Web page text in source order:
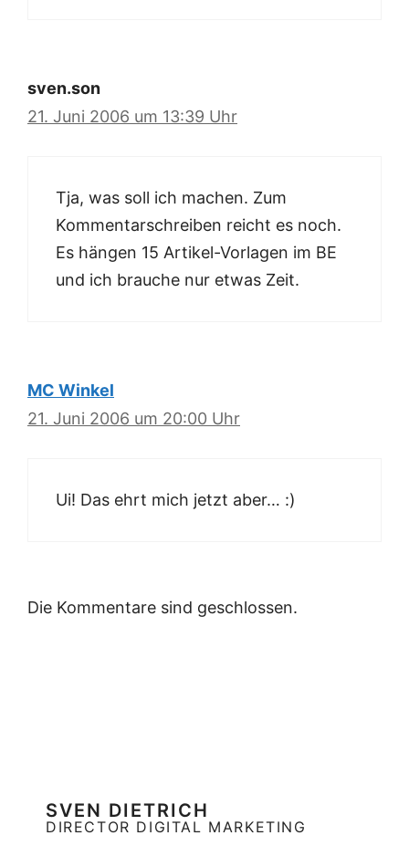
sven.son
21. Juni 2006 um 13:39 Uhr
Tja, was soll ich machen. Zum
Kommentarschreiben reicht es noch.
Es hängen 15 Artikel-Vorlagen im BE
und ich brauche nur etwas Zeit.
MC Winkel
21. Juni 2006 um 20:00 Uhr
Ui! Das ehrt mich jetzt aber… :)
Die Kommentare sind geschlossen.
SVEN DIETRICH
DIRECTOR DIGITAL MARKETING